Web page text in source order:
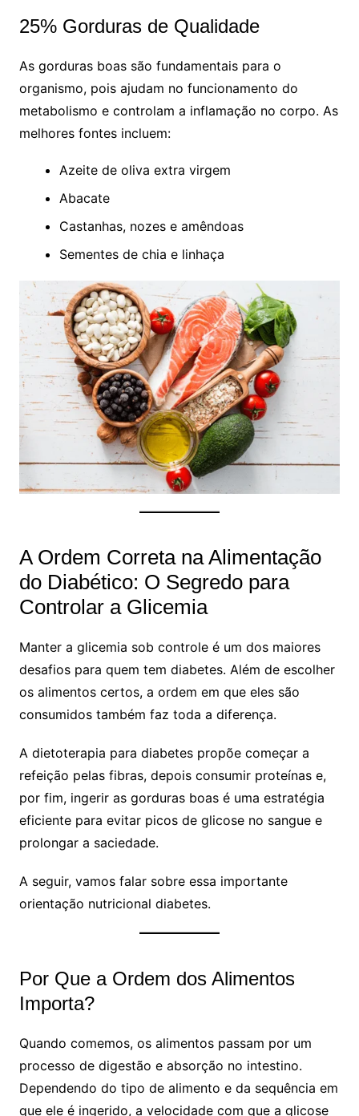
25% Gorduras de Qualidade
As gorduras boas são fundamentais para o
organismo, pois ajudam no funcionamento do
metabolismo e controlam a inflamação no corpo. As
melhores fontes incluem:
Azeite de oliva extra virgem
Abacate
Castanhas, nozes e amêndoas
Sementes de chia e linhaça
A Ordem Correta na Alimentação
do Diabético: O Segredo para
Controlar a Glicemia
Manter a glicemia sob controle é um dos maiores
desafios para quem tem diabetes. Além de escolher
os alimentos certos, a ordem em que eles são
consumidos também faz toda a diferença.
A dietoterapia para diabetes propõe começar a
refeição pelas fibras, depois consumir proteínas e,
por fim, ingerir as gorduras boas é uma estratégia
eficiente para evitar picos de glicose no sangue e
prolongar a saciedade.
A seguir, vamos falar sobre essa importante
orientação nutricional diabetes.
Por Que a Ordem dos Alimentos
Importa?
Quando comemos, os alimentos passam por um
processo de digestão e absorção no intestino.
Dependendo do tipo de alimento e da sequência em
que ele é ingerido, a velocidade com que a glicose